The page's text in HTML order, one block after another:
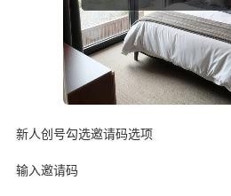
新人创号勾选邀请码选项
输入邀请码